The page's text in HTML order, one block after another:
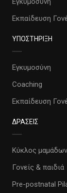
Εκπαίδευση
ΥΠΟΣΤΗΡΙΞΗ
Εγκυμοσύνη
Coaching
Εκπαίδευση
ΔΡΑΣΕΙΣ
Κύκλος μαμάδων
Γονείς & παιδιά
Pre-postnatal